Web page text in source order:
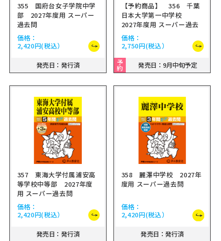
355 国府台女子学院中学
部 2027年度用 スーパー
過去問
価格：
2,420円(税込）
発売日：発行済
【予約商品】 356 千葉
日本大学第一中学校
2027年度用 スーパー過去
問
価格：
2,750円(税込）
予
約 発売日：9月中旬予定
357 東海大学付属浦安高
等学校中等部 2027年度
用 スーパー過去問
価格：
2,420円(税込）
発売日：発行済
358 麗澤中学校 2027年
度用 スーパー過去問
価格：
2,420円(税込）
発売日：発行済